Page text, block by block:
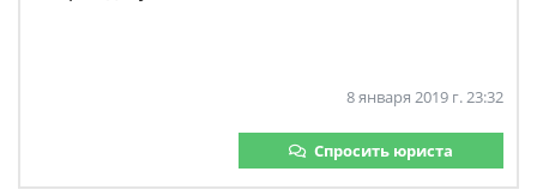
8 января 2019 г. 23:32
Спросить юриста